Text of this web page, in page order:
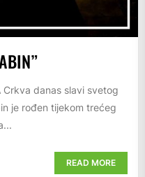
Crkva danas slavi svetog
je rođen tijekom trećeg
READ MORE